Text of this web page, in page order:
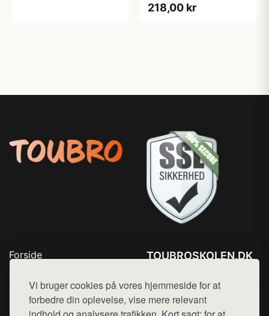
Vi bruger cookies på vores hjemmeside for at
forbedre din oplevelse, vise mere relevant
37,5x36x9cm
218,00 kr
Forside
Top Rabatter
Blog
Kontakt
TOUBROSKOLEN.DK
Mail: hej@want.dk